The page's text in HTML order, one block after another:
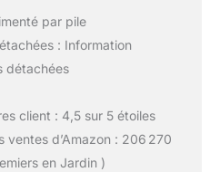
par pile
: Information
détachées
client : 4,5 sur 5 étoiles
ventes d’Amazon : 206 270
en Jardin )